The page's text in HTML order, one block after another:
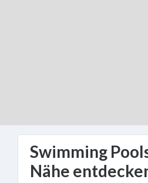
Golf
Bowling
Swimming
Swimming
Nähe